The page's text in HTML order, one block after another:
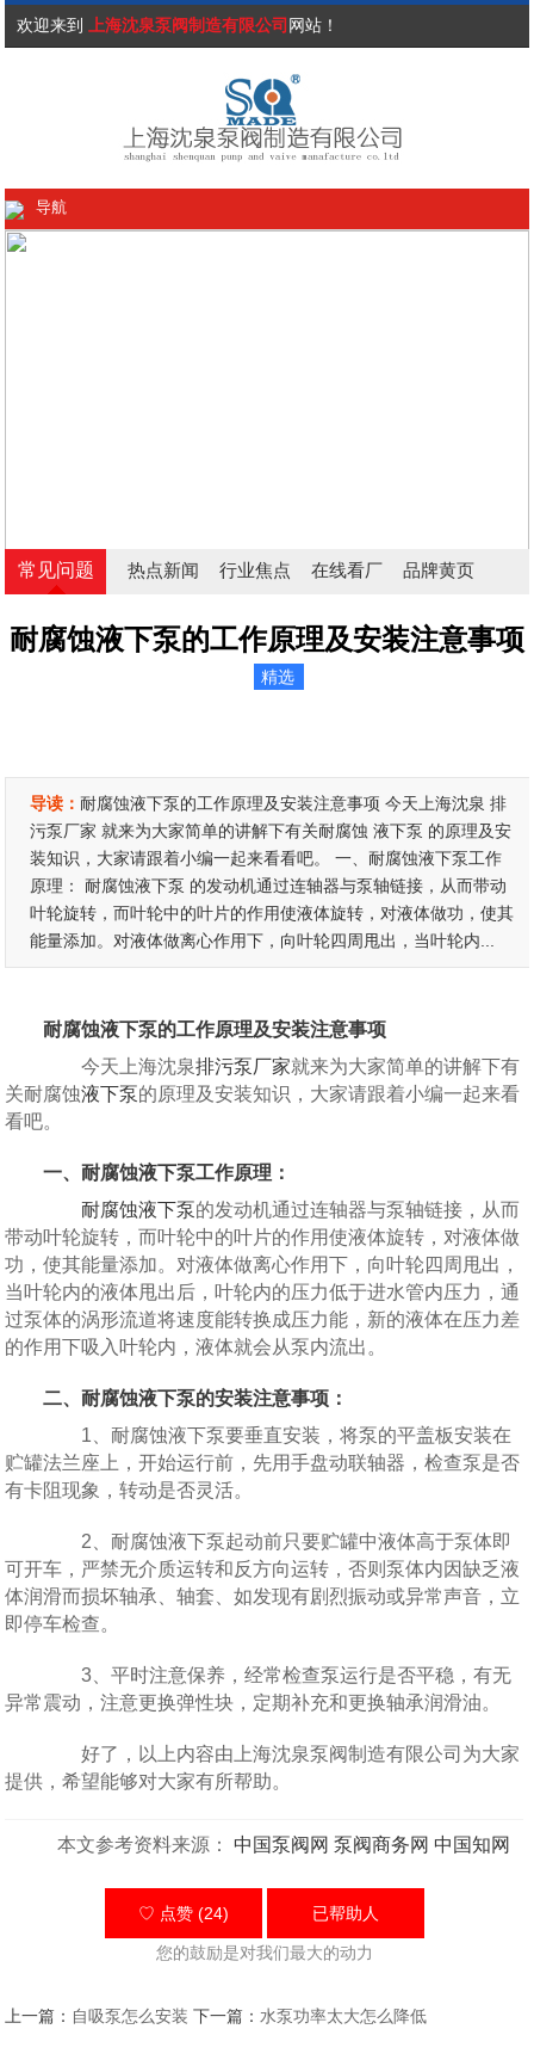
欢迎来到 上海沈泉泵阀制造有限公司 网站！
导航
常见问题 热点新闻 行业焦点 在线看厂 品牌黄页
耐腐蚀液下泵的工作原理及安装注意事项
精选
导读：耐腐蚀液下泵的工作原理及安装注意事项 今天上海沈泉 排
污泵厂家 就来为大家简单的讲解下有关耐腐蚀 液下泵 的原理及安
装知识，大家请跟着小编一起来看看吧。 一、耐腐蚀液下泵工作
原理： 耐腐蚀液下泵 的发动机通过连轴器与泵轴链接，从而带动
叶轮旋转，而叶轮中的叶片的作用使液体旋转，对液体做功，使其
能量添加。对液体做离心作用下，向叶轮四周甩出，当叶轮内...
耐腐蚀液下泵的工作原理及安装注意事项
今天上海沈泉排污泵厂家就来为大家简单的讲解下有
关耐腐蚀液下泵的原理及安装知识，大家请跟着小编一起来看
看吧。
一、耐腐蚀液下泵工作原理：
耐腐蚀液下泵的发动机通过连轴器与泵轴链接，从而
带动叶轮旋转，而叶轮中的叶片的作用使液体旋转，对液体做
功，使其能量添加。对液体做离心作用下，向叶轮四周甩出，
当叶轮内的液体甩出后，叶轮内的压力低于进水管内压力，通
过泵体的涡形流道将速度能转换成压力能，新的液体在压力差
的作用下吸入叶轮内，液体就会从泵内流出。
二、耐腐蚀液下泵的安装注意事项：
1、耐腐蚀液下泵要垂直安装，将泵的平盖板安装在
贮罐法兰座上，开始运行前，先用手盘动联轴器，检查泵是否
有卡阻现象，转动是否灵活。
2、耐腐蚀液下泵起动前只要贮罐中液体高于泵体即
可开车，严禁无介质运转和反方向运转，否则泵体内因缺乏液
体润滑而损坏轴承、轴套、如发现有剧烈振动或异常声音，立
即停车检查。
3、平时注意保养，经常检查泵运行是否平稳，有无
异常震动，注意更换弹性块，定期补充和更换轴承润滑油。
好了，以上内容由上海沈泉泵阀制造有限公司为大家
提供，希望能够对大家有所帮助。
本文参考资料来源： 中国泵阀网 泵阀商务网 中国知网
♡ 点赞 (24) 已帮助 人
您的鼓励是对我们最大的动力
上一篇： 自吸泵怎么安装 下一篇： 水泵功率太大怎么降低